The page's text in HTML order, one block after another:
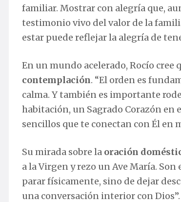
familiar. Mostrar con alegría que,
testimonio vivo del valor de la
estar puede reflejar la alegría de
En un mundo acelerado, Rocío cree
contemplación. “El orden es
calma. Y también es importante
habitación, un Sagrado Corazón en
sencillos que te conectan con Él en
Su mirada sobre la oración
a la Virgen y rezo un Ave María.
parar físicamente, sino de dejar
una conversación interior con Dios”.